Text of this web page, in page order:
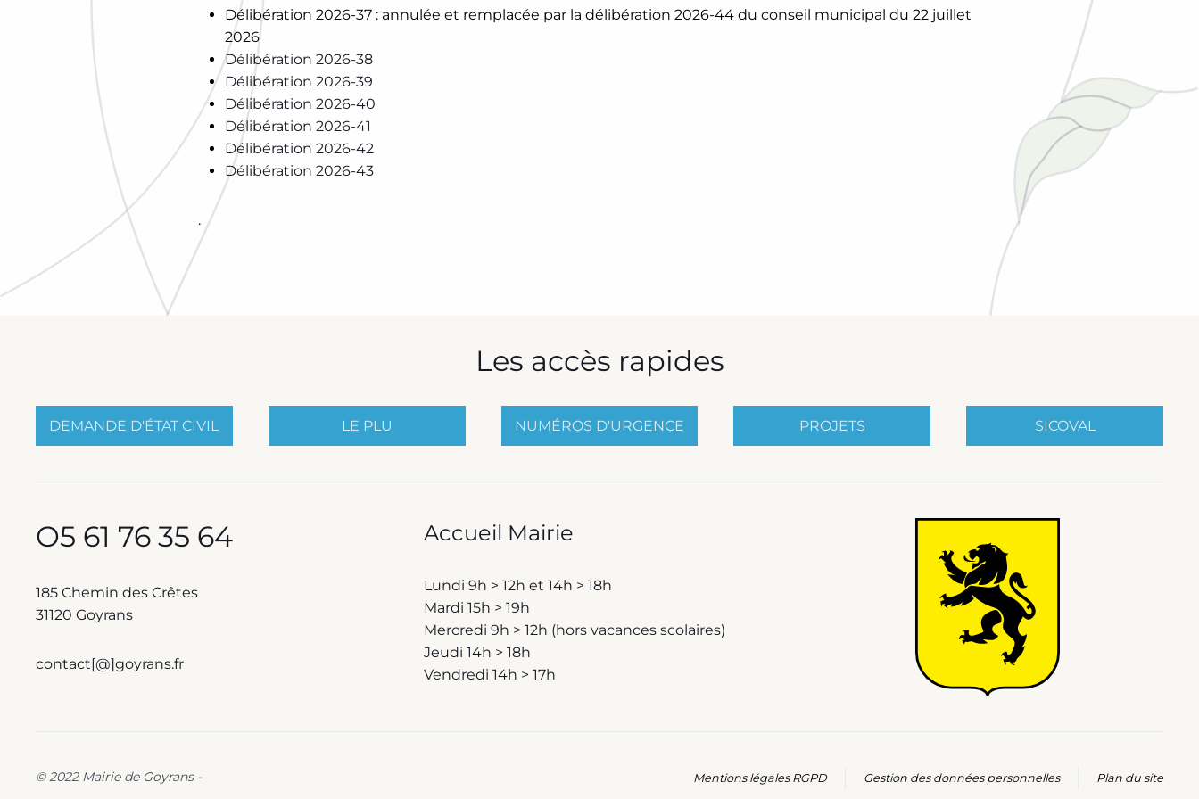
Délibération 2026-37 : annulée et remplacée par la délibération 2026-44 du conseil municipal du 22 juillet
2026
Délibération 2026-38
Délibération 2026-39
Délibération 2026-40
Délibération 2026-41
Délibération 2026-42
Délibération 2026-43
.
Les accès rapides
DEMANDE D'ÉTAT CIVIL LE PLU NUMÉROS D'URGENCE PROJETS SICOVAL
O5 61 76 35 64
185 Chemin des Crêtes
31120 Goyrans
contact[@]goyrans.fr
Accueil Mairie
Lundi 9h > 12h et 14h > 18h
Mardi 15h > 19h
Mercredi 9h > 12h (hors vacances scolaires)
Jeudi 14h > 18h
Vendredi 14h > 17h
© 2022 Mairie de Goyrans - Mentions légales RGPD Gestion des données personnelles Plan du site